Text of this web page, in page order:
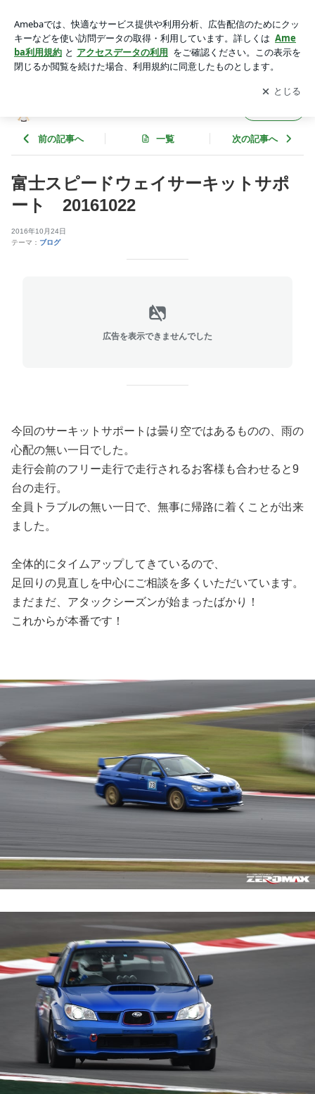
ックス南関東店のブログ
アプリをダウンロードして ブログの更新通知
を受け取りまし
ょう。
開く
前の記事へ 一覧 次の記事へ
富士スピードウェイサーキットサポ
ート 20161022
2016年10月24日
テーマ： ブログ
広告を表示できませんでした
今回のサーキットサポートは曇り空ではあるものの、雨の
心配の無い一日でした。
走行会前のフリー走行で走行されるお客様も合わせると9
台の走行。
全員トラブルの無い一日で、無事に帰路に着くことが出来
ました。
全体的にタイムアップしてきているので、
足回りの見直しを中心にご相談を多くいただいています。
まだまだ、アタックシーズンが始まったばかり！
これからが本番です！